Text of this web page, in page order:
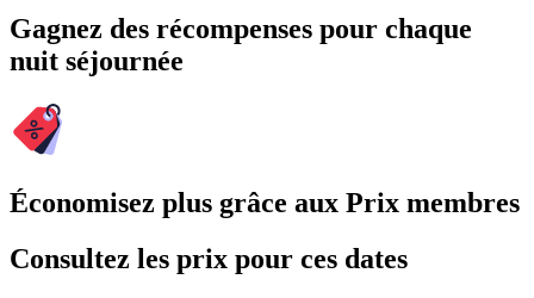
Gagnez des récompenses pour chaque
nuit séjournée
Économisez plus grâce aux Prix membres
Consultez les prix pour ces dates